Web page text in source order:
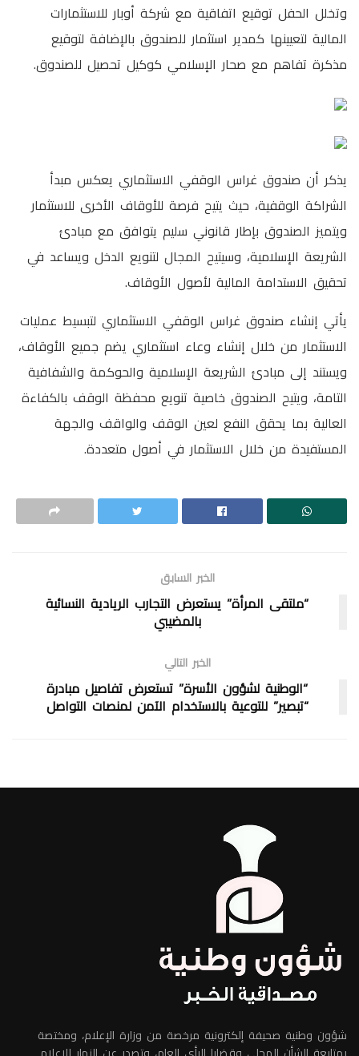
وتخلل الحفل توقيع اتفاقية مع شركة أوبار للاستثمارات
المالية لتعيينها كمدير استثمار للصندوق بالإضافة لتوقيع
مذكرة تفاهم مع صحار الإسلامي كوكيل تحصيل للصندوق.
يذكر أن صندوق غراس الوقفي الاستثماري يعكس مبدأ
الشراكة الوقفية، حيث يتيح فرصة للأوقاف الأخرى للاستثمار
ويتميز الصندوق بإطار قانوني سليم يتوافق مع مبادئ
الشريعة الإسلامية، وسيتيح المجال لتنويع الدخل ويساعد في
تحقيق الاستدامة المالية لأصول الأوقاف.
يأتي إنشاء صندوق غراس الوقفي الاستثماري لتبسيط عمليات
الاستثمار من خلال إنشاء وعاء استثماري يضم جميع الأوقاف،
ويستند إلى مبادئ الشريعة الإسلامية والحوكمة والشفافية
التامة، ويتيح الصندوق خاصية تنويع محفظة الوقف بالكفاءة
العالية بما يحقق النفع لعين الوقف والواقف والجهة
المستفيدة من خلال الاستثمار في أصول متعددة.
الخبر السابق
“ملتقى المرأة” يستعرض التجارب الريادية النسائية
بالمضيبي
الخبر التالي
“الوطنية لشؤون الأسرة” تستعرض تفاصيل مبادرة
“تبصير” للتوعية بالاستخدام الآمن لمنصات التواصل
شؤون وطنية صحيفة إلكترونية مرخصة من وزارة الإعلام، ومختصة